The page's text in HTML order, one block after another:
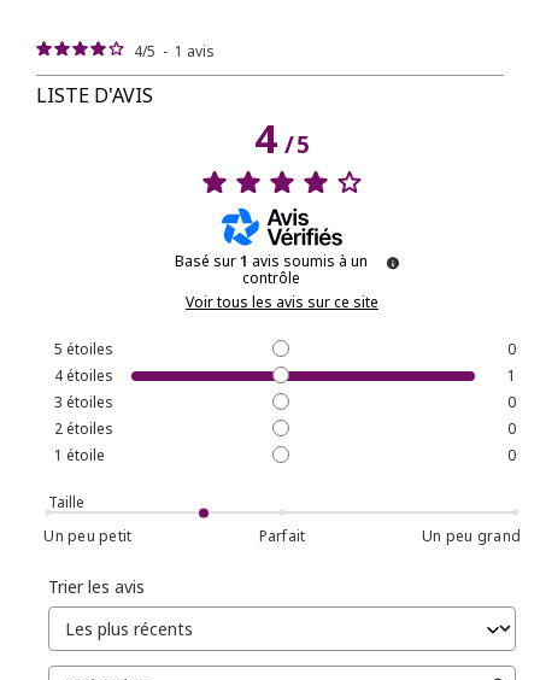
4/5 - 1 avis
LISTE D'AVIS
4/5
Basé sur1 avis soumis à un
contrôle
Voir tous les avis sur ce site
5 étoiles
0
4étoiles
1
3 étoiles
0
2étoiles
0
1 étoile 0
Taille
Un peu petit
Parfait Un peu grand
Trier les avis